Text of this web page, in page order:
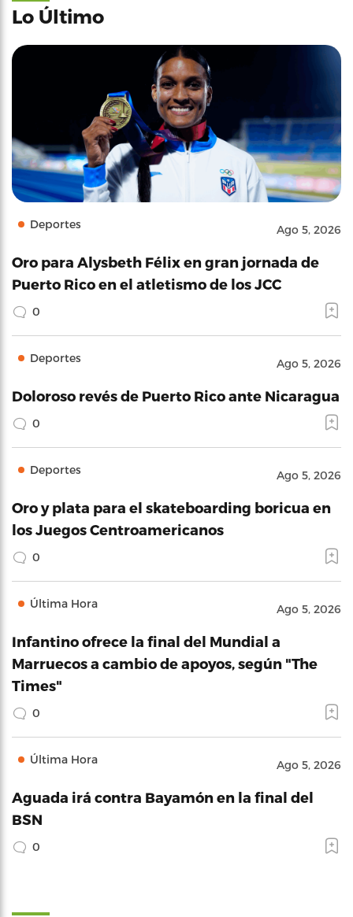
Lo Último
Deportes Ago 5, 2026
Oro para Alysbeth Félix en gran jornada de
Puerto Rico en el atletismo de los JCC
0
Deportes Ago 5, 2026
Doloroso revés de Puerto Rico ante Nicaragua
0
Deportes Ago 5, 2026
Oro y plata para el skateboarding boricua en
los Juegos Centroamericanos
0
Última Hora Ago 5, 2026
Infantino ofrece la final del Mundial a
Marruecos a cambio de apoyos, según "The
Times"
0
Última Hora Ago 5, 2026
Aguada irá contra Bayamón en la final del
BSN
0